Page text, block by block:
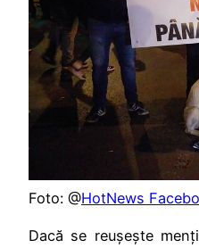
Foto: @HotNews
Dacă se reușește